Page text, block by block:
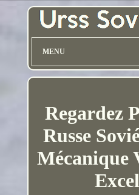
MENU
Regardez
Russe
Mécanique